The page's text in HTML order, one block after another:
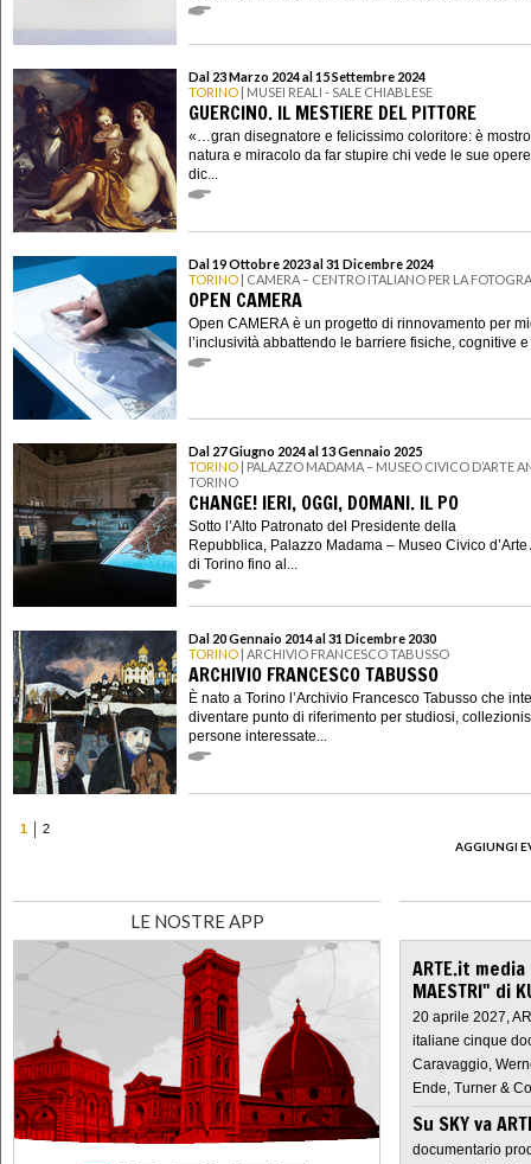
Dal 23 Marzo 2024 al 15 Settembre 2024
TORINO | MUSEI REALI - SALE CHIABLESE
GUERCINO. IL MESTIERE DEL PITTORE
«…gran disegnatore e felicissimo coloritore: è
natura e miracolo da far stupire chi vede le sue
dic...
Dal 19 Ottobre 2023 al 31 Dicembre 2024
TORINO | CAMERA – CENTRO ITALIANO PER LA
OPEN CAMERA
Open CAMERA è un progetto di rinnovamento per
l’inclusività abbattendo le barriere fisiche, cognitive
Dal 27 Giugno 2024 al 13 Gennaio 2025
TORINO | PALAZZO MADAMA – MUSEO CIVICO D’ARTE
TORINO
CHANGE! IERI, OGGI, DOMANI. IL PO
Sotto l’Alto Patronato del Presidente della
Repubblica, Palazzo Madama – Museo Civico d’Arte
di Torino fino al...
Dal 20 Gennaio 2014 al 31 Dicembre 2030
TORINO | ARCHIVIO FRANCESCO TABUSSO
ARCHIVIO FRANCESCO TABUSSO
È nato a Torino l’Archivio Francesco Tabusso che
diventare punto di riferimento per studiosi,
persone interessate...
1
2
AGGIUNGI
LE NOSTRE APP
ARTE.it
MAESTRI" di
20 aprile 2027,
italiane cinque
Caravaggio,
Ende, Turner &
Su SKY va
documentario